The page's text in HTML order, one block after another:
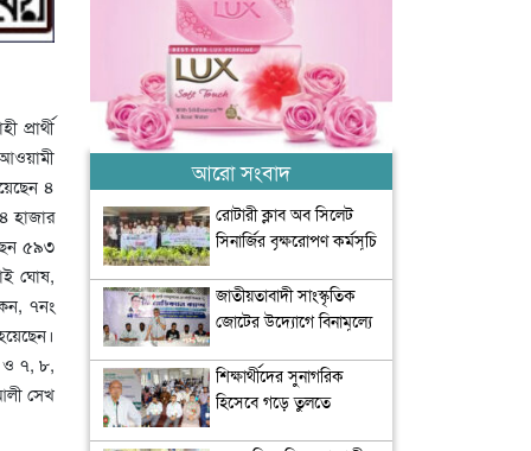
৪
হাজার
৫৯৩
ঘোষ,
৭নং
ও ৭, ৮,
সেখ
আরো সংবাদ
রোটারী ক্লাব অব সিলেট
সিনার্জির বৃক্ষরোপণ কর্মসূচি
জাতীয়তাবাদী সাংস্কৃতিক
জোটের উদ্যোগে বিনামূল্যে
শিক্ষার্থীদের সুনাগরিক
হিসেবে গড়ে তুলতে